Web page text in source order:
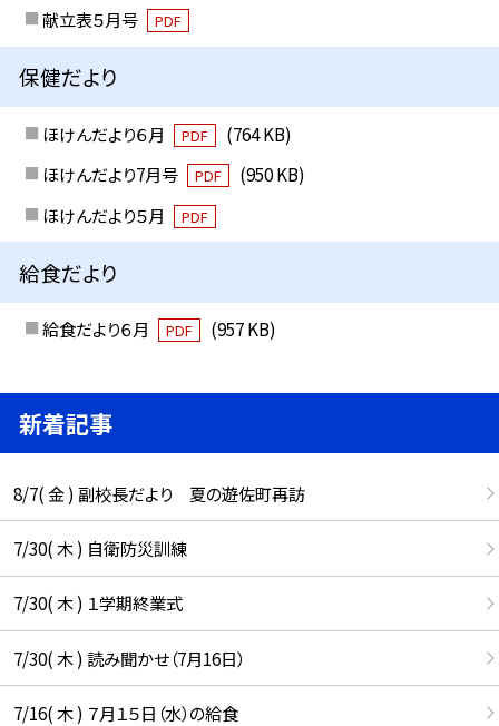
献立表５月号
PDF
保健だより
ほけんだより６月 PDF
(764 KB)
ほけんだより7月号
PDF
(950 KB)
ほけんだより５月
PDF
給食だより
給食だより６月 PDF (957 KB)
新着記事
8/7( 金 ) 副校長だより 夏の遊佐町再訪
7/30( 木 ) 自衛防災訓練
7/30( 木 ) １学期終業式
7/30( 木 ) 読み聞かせ（7月16日）
7/16( 木 ) ７月１５日（水）の給食